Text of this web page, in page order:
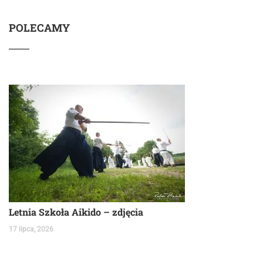
POLECAMY
Letnia Szkoła Aikido – zdjęcia
17 lipca, 2026